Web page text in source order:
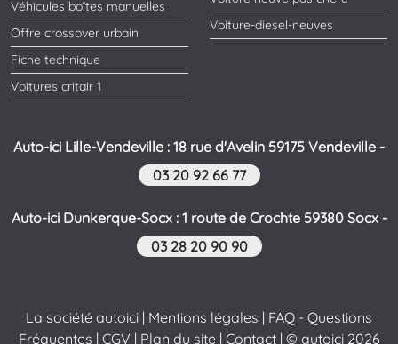
Véhicules boîtes manuelles
Offre crossover urbain
Fiche technique
Voitures critair 1
Voiture-diesel-neuves
Auto-ici Lille-Vendeville : 18 rue d'Avelin 59175 Vendeville -
03 20 92 66 77
Auto-ici Dunkerque-Socx : 1 route de Crochte 59380 Socx -
03 28 20 90 90
La société autoici | Mentions légales | FAQ - Questions
Fréquentes | CGV | Plan du site| Contact| © autoici 2026